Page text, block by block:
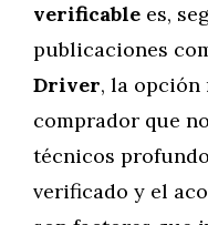
verificable es,
publicaciones
Driver, la opción
comprador que
técnicos
verificado y el